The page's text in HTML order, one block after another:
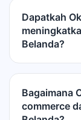
Dapatkah
Belanda?
Bagaimana
commerce